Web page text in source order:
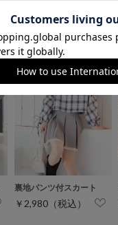
ツ
￥3,480（税込）
￥3,980（税込）
裏地パンツ付スカート
￥2,980（税込）